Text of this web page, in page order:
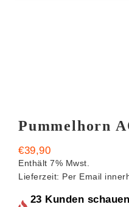
Pummelhorn
€39,90
Enthält 7% Mwst.
Lieferzeit: Per Email
23 Kunden